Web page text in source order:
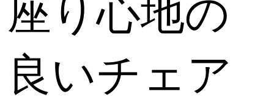
座り心地の
良いチェア